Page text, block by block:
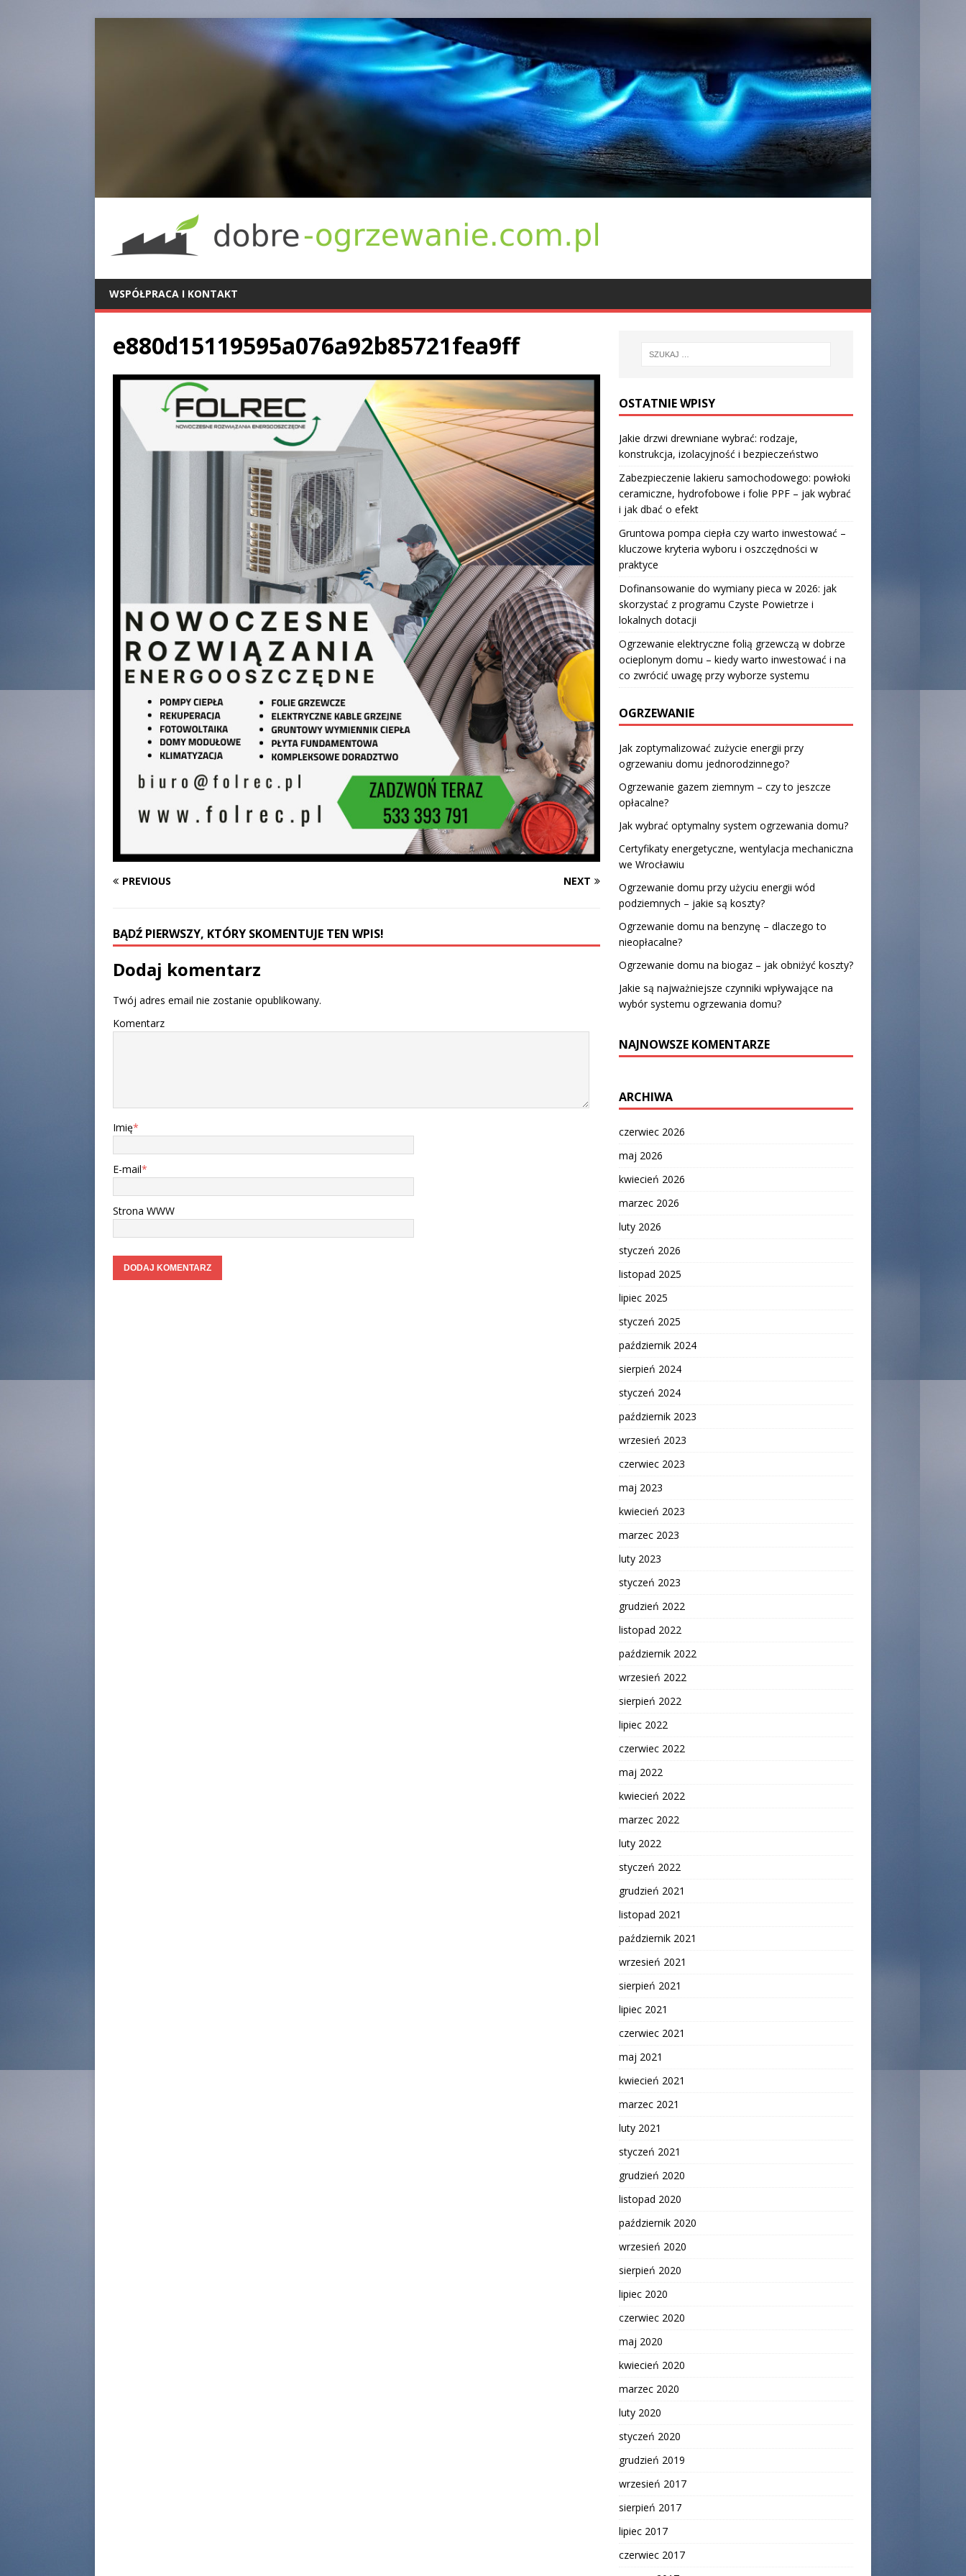
WSPÓŁPRACA I KONTAKT
e880d15119595a076a92b85721fea9ff
PREVIOUS NEXT
BĄDŹ PIERWSZY, KTÓRY SKOMENTUJE TEN WPIS!
Dodaj komentarz
Twój adres email nie zostanie opublikowany.
Komentarz
Imię*
E-mail*
Strona WWW
OSTATNIE WPISY
Jakie drzwi drewniane wybrać: rodzaje,
konstrukcja, izolacyjność i bezpieczeństwo
Zabezpieczenie lakieru samochodowego: powłoki
ceramiczne, hydrofobowe i folie PPF – jak wybrać
i jak dbać o efekt
Gruntowa pompa ciepła czy warto inwestować –
kluczowe kryteria wyboru i oszczędności w
praktyce
Dofinansowanie do wymiany pieca w 2026: jak
skorzystać z programu Czyste Powietrze i
lokalnych dotacji
Ogrzewanie elektryczne folią grzewczą w dobrze
ocieplonym domu – kiedy warto inwestować i na
co zwrócić uwagę przy wyborze systemu
OGRZEWANIE
Jak zoptymalizować zużycie energii przy
ogrzewaniu domu jednorodzinnego?
Ogrzewanie gazem ziemnym – czy to jeszcze
opłacalne?
Jak wybrać optymalny system ogrzewania domu?
Certyfikaty energetyczne, wentylacja mechaniczna
we Wrocławiu
Ogrzewanie domu przy użyciu energii wód
podziemnych – jakie są koszty?
Ogrzewanie domu na benzynę – dlaczego to
nieopłacalne?
Ogrzewanie domu na biogaz – jak obniżyć koszty?
Jakie są najważniejsze czynniki wpływające na
wybór systemu ogrzewania domu?
NAJNOWSZE KOMENTARZE
ARCHIWA
czerwiec 2026
maj 2026
kwiecień 2026
marzec 2026
luty 2026
styczeń 2026
listopad 2025
lipiec 2025
styczeń 2025
październik 2024
sierpień 2024
styczeń 2024
październik 2023
wrzesień 2023
czerwiec 2023
maj 2023
kwiecień 2023
marzec 2023
luty 2023
styczeń 2023
grudzień 2022
listopad 2022
październik 2022
wrzesień 2022
sierpień 2022
lipiec 2022
czerwiec 2022
maj 2022
kwiecień 2022
marzec 2022
luty 2022
styczeń 2022
grudzień 2021
listopad 2021
październik 2021
wrzesień 2021
sierpień 2021
lipiec 2021
czerwiec 2021
maj 2021
kwiecień 2021
marzec 2021
luty 2021
styczeń 2021
grudzień 2020
listopad 2020
październik 2020
wrzesień 2020
sierpień 2020
lipiec 2020
czerwiec 2020
maj 2020
kwiecień 2020
marzec 2020
luty 2020
styczeń 2020
grudzień 2019
wrzesień 2017
sierpień 2017
lipiec 2017
czerwiec 2017